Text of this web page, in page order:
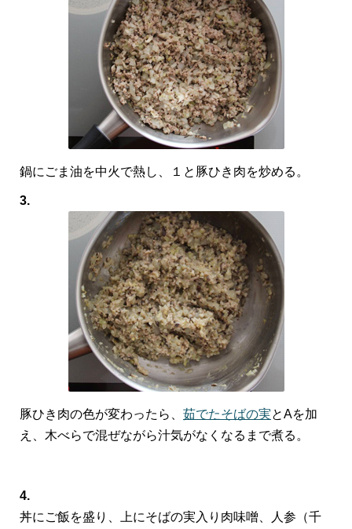
鍋にごま油を中火で熱し、１と豚ひき肉を炒める。
3.
豚ひき肉の色が変わったら、 茹でたそばの実とAを加
え、木べらで混ぜながら汁気がなくなるまで煮る。
4.
丼にご飯を盛り、上にそばの実入り肉味噌、人参（千